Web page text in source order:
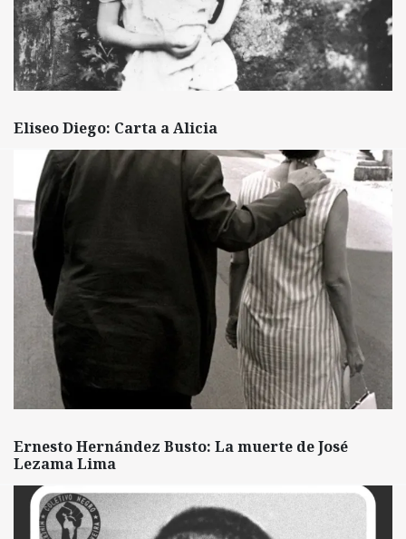
Eliseo Diego: Carta a Alicia
Ernesto Hernández Busto: La muerte de José
Lezama Lima